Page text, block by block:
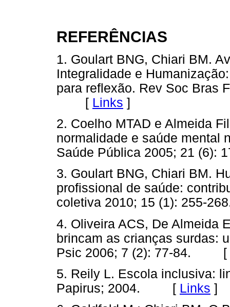
REFERÊNCIAS
1. Goulart BNG, Chiari BM.
Integralidade e
para reflexão. Rev Soc Bras
[ Links ]
2. Coelho MTAD e Almeida
normalidade e saúde mental
Saúde Pública 2005; 21
3. Goulart BNG, Chiari BM.
profissional de saúde:
coletiva 2010; 15 (1):
4. Oliveira ACS, De Almeida
brincam as crianças surdas:
Psic 2006; 7 (2): 77-84. [
5. Reily L. Escola inclusiva:
Papirus; 2004. [ Links ]